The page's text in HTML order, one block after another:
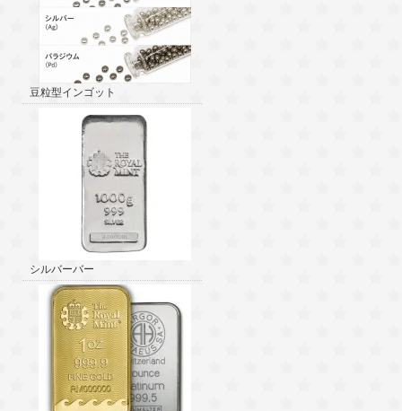
豆粒型インゴット
シルバーバー